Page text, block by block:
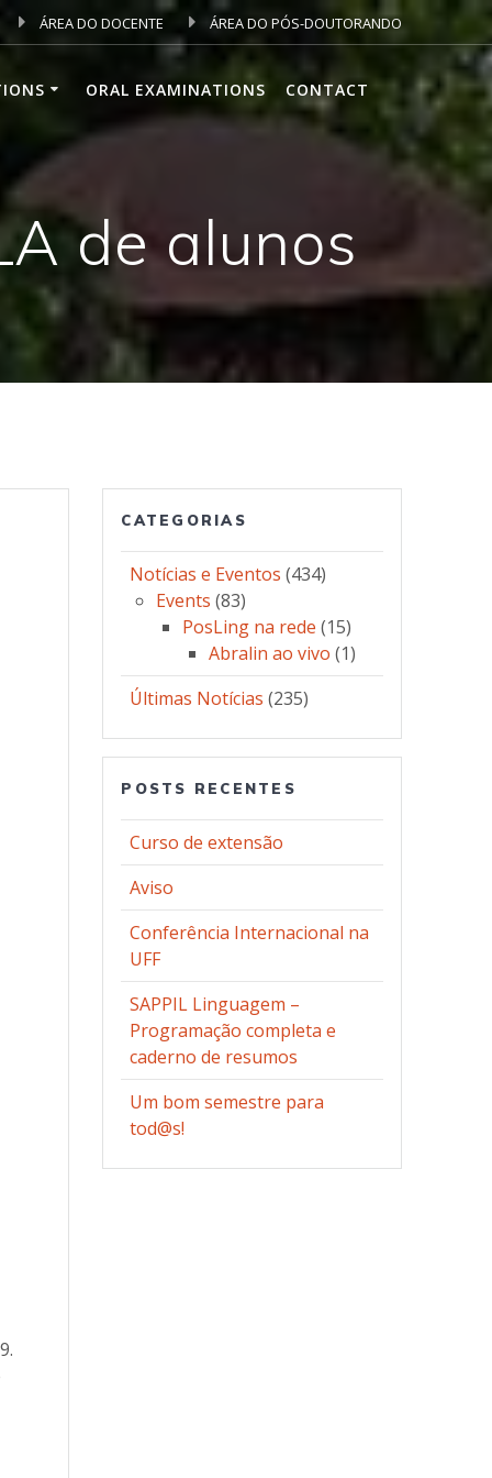
ÁREA DO DOCENTE ÁREA DO PÓS-DOUTORANDO
ORAL EXAMINATIONS CONTACT
de alunos
CATEGORIAS
Notícias e Eventos (434)
Events (83)
PosLing na rede (15)
Abralin ao vivo (1)
Últimas Notícias (235)
POSTS RECENTES
Curso de extensão
Aviso
Conferência Internacional na
UFF
SAPPIL Linguagem –
Programação completa e
caderno de resumos
Um bom semestre para
tod@s!